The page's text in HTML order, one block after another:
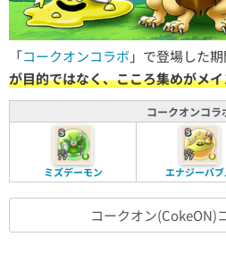
「コークオンコラボ 」で登場した
が目的ではなく、こころ集めがメ
コークオンコラ
ミズデーモン エナジーバ
コークオン(CokeON)